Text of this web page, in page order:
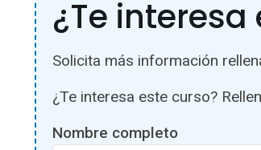
¿Te
Solicita más información
¿Te interesa este curso?
Nombre completo